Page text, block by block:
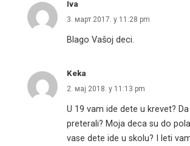
Iva
3. март 2017. у 11:28 pm
Blago Vašoj deci.
Keka
2. мај 2018. у 11:13 pm
U 19 vam ide dete u krevet?
preterali? Moja deca su do
vase dete ide u skolu? I leti